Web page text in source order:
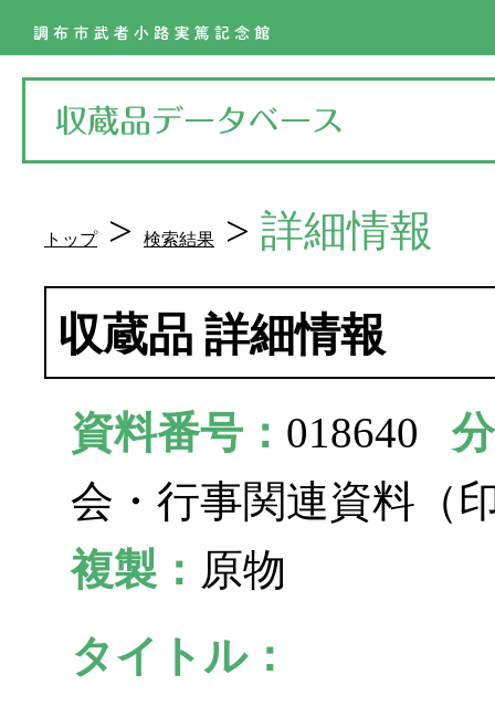
トップ> 検索結果 > 詳細情報
収蔵品 詳細情報
資料番号： 018640
会・行事関連資料（
複製： 原物
タイトル：